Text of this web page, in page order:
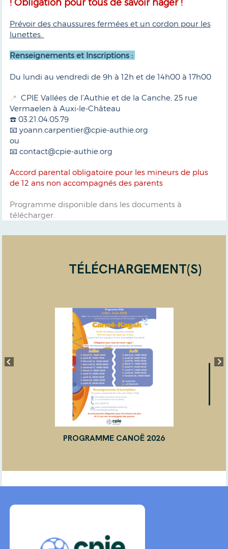
Prévoir des chaussures fermées et un cordon pour les
lunettes.
Renseignements et Inscriptions :
Du lundi au vendredi de 9h à 12h et de 14h00 à 17h00
📍 CPIE Vallées de l’Authie et de la Canche, 25 rue
Vermaelen à Auxi-le-Château
☎️ 03.21.04.05.79
📧 yoann.carpentier@cpie-authie.org
ou
📧 contact@cpie-authie.org
Accord parental obligatoire pour les mineurs de plus
de 12 ans non accompagnés des parents
Programme disponible dans les documents à
télécharger.
TÉLÉCHARGEMENT(S)
PROGRAMME CANOË 2026